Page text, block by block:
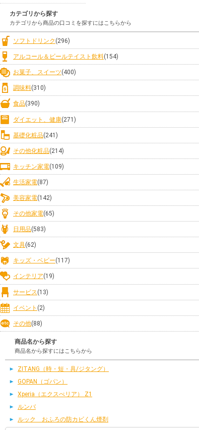
カテゴリから探す
カテゴリから商品の口コミを探すにはこちらから
ソフトドリンク (296)
アルコール＆ビールテイスト飲料(154)
お菓子、スイーツ(400)
調味料(310)
食品(390)
ダイエット、健康(271)
基礎化粧品(241)
その他化粧品(214)
キッチン家電(109)
生活家電(87)
美容家電(142)
その他家電(65)
日用品(583)
文具(62)
キッズ・ベビー(117)
インテリア(19)
サービス (13)
イベント (2)
その他(88)
商品名から探す
商品名から探すにはこちらから
ZITANG（時・短・具/ジタング）
GOPAN（ゴパン）
Xperia（エクスぺリア） Z1
ルンバ
ルック おふろの防カビくん煙剤